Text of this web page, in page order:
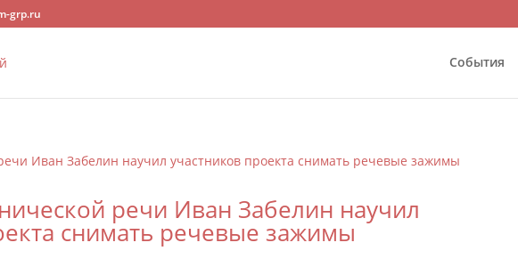
grp.ru
События
речи Иван Забелин научил
снимать речевые зажимы